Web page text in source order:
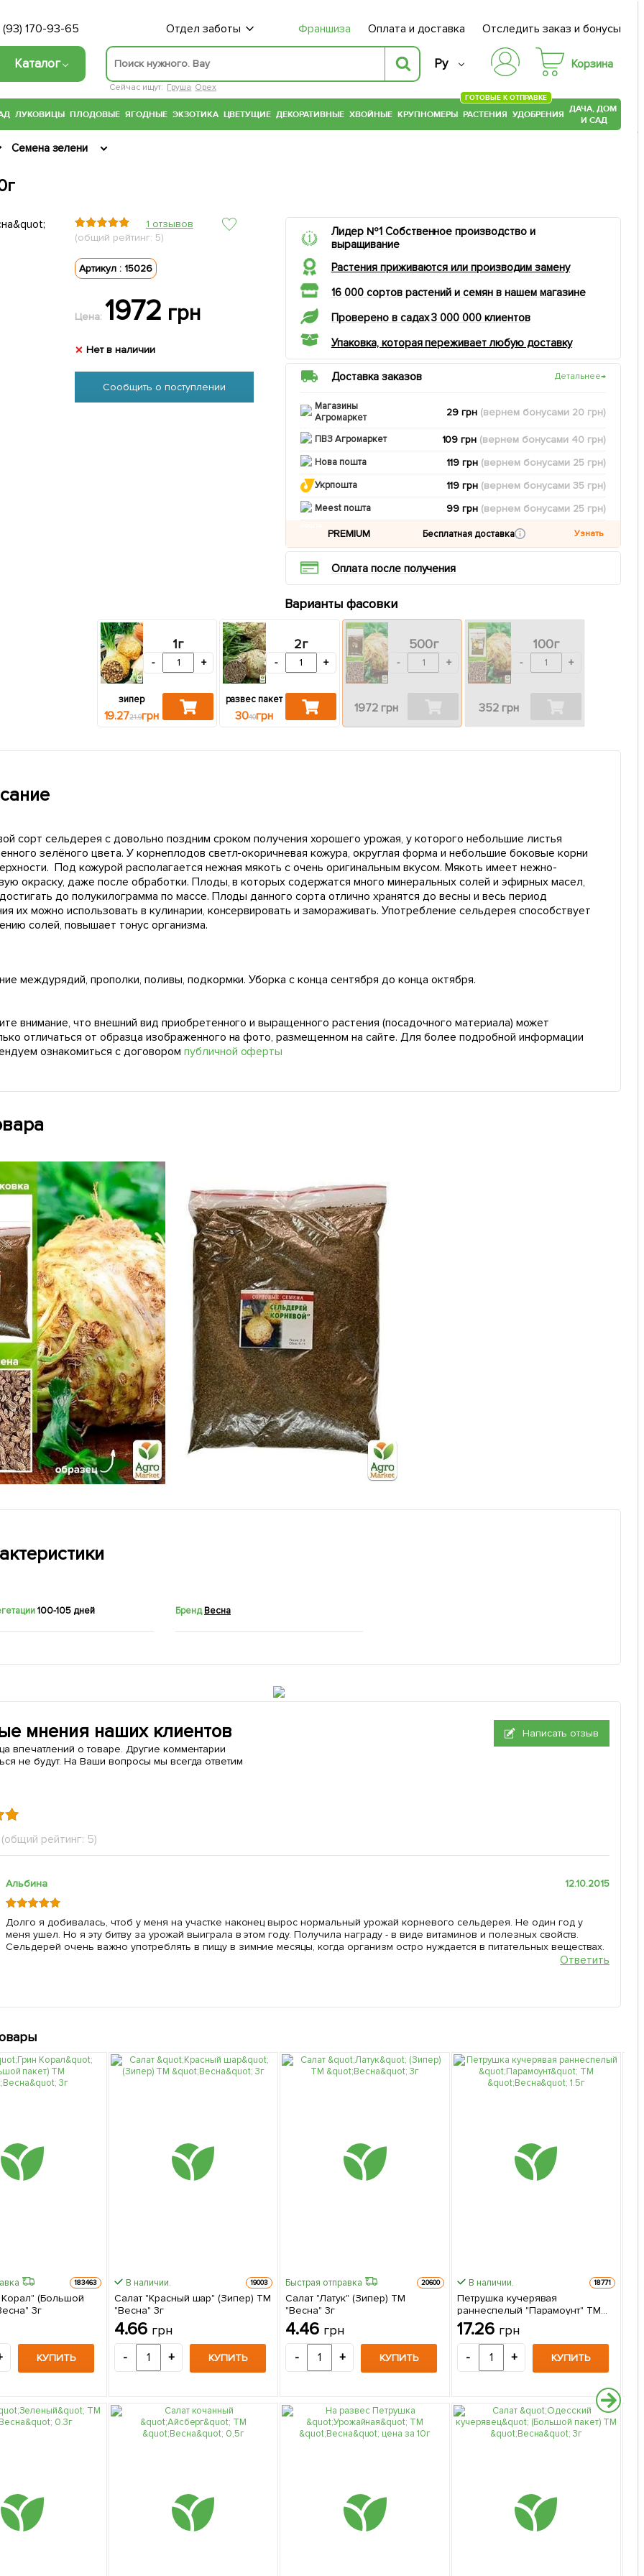
(93) 170-93-65 Отдел заботы Франшиза Оплата и доставка Отследить заказ и бонусы
Каталог
Сейчас ищут: Груша Орех
Ру Корзина
ЛУКОВИЦЫ ПЛОДОВЫЕ ЯГОДНЫЕ ЭКЗОТИКА ЦВЕТУЩИЕ ДЕКОРАТИВНЫЕ ХВОЙНЫЕ КРУПНОМЕРЫ РАСТЕНИЯ
ГОТОВЫЕ К ОТПРАВКЕ
УДОБРЕНИЯ ДАЧА, ДОМ
И САД
Семена зелени
1 отзывов
(общий рейтинг: 5)
Артикул : 15026
Цена: 1972 грн
Нет в наличии
Сообщить о поступлении
Лидер №1 Собственное производство и
выращивание
Растения приживаются или производим замену
16 000 сортов растений и семян в нашем магазине
Проверено в садах 3 000 000 клиентов
Упаковка, которая переживает любую доставку
Доставка заказов Детальнее→
Магазины
Агромаркет
29 грн (вернем бонусами 20 грн)
ПВЗ Агромаркет 109 грн (вернем бонусами 40 грн)
Нова пошта 119 грн (вернем бонусами 25 грн)
Укрпошта 119 грн (вернем бонусами35 грн)
Meest пошта 99 грн (вернем бонусами 25 грн)
PREMIUM Бесплатная доставка Узнать
Оплата после получения
Варианты фасовки
1г
- +
зипер
19.2721.9грн
2г
- +
развес пакет
3040грн
500г
- +
1972 грн
100г
- +
352 грн
сорт сельдерея с довольно поздним сроком получения хорошего урожая, у которого небольшие листья
зелёного цвета. У корнеплодов светл-окоричневая кожура, округлая форма и небольшие боковые корни
Под кожурой располагается нежная мякоть с очень оригинальным вкусом. Мякоть имеет нежно-
окраску, даже после обработки. Плоды, в которых содержатся много минеральных солей и эфирных масел,
до полукилограмма по массе. Плоды данного сорта отлично хранятся до весны и весь период
их можно использовать в кулинарии, консервировать и замораживать. Употребление сельдерея способствует
солей, повышает тонус организма.
междурядий, прополки, поливы, подкормки. Уборка с конца сентября до конца октября.
внимание, что внешний вид приобретенного и выращенного растения (посадочного материала) может
отличаться от образца изображенного на фото, размещенном на сайте. Для более подробной информации
ознакомиться с договором публичной оферты
100-105 дней Бренд Весна
мнения наших клиентов
Написать отзыв
впечатлений о товаре. Другие комментарии
не будут. На Ваши вопросы мы всегда ответим
(общий рейтинг: 5)
Альбина 12.10.2015
Долго я добивалась, чтоб у меня на участке наконец вырос нормальный урожай корневого сельдерея. Не один год у
меня ушел. Но я эту битву за урожай выиграла в этом году. Получила награду - в виде витаминов и полезных свойств.
Сельдерей очень важно употреблять в пищу в зимние месяцы, когда организм остро нуждается в питательных веществах.
Ответить
183463
Корал" (Большой
3г
КУПИТЬ
В наличии. 19003
Салат "Красный шар" (Зипер) ТМ
"Весна" 3г
4.66 грн
- + КУПИТЬ
Быстрая отправка 20600
Салат "Латук" (Зипер) ТМ
"Весна" 3г
4.46 грн
- + КУПИТЬ
В наличии. 18771
Петрушка кучерявая
раннеспелый "Парамоунт" ТМ
"Весна" 1.5г
17.26 грн
- + КУПИТЬ